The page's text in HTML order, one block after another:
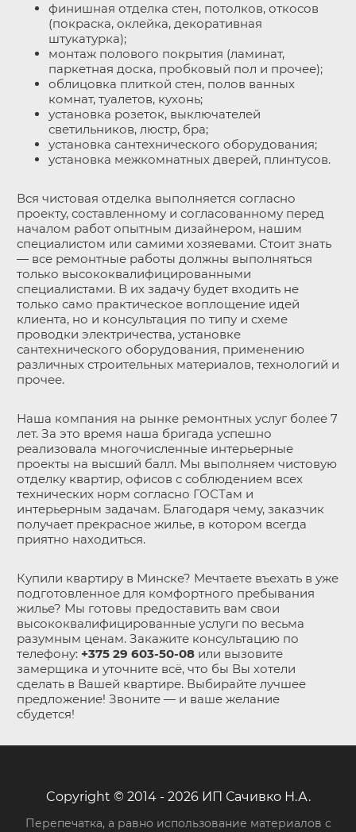
финишная отделка стен, потолков, откосов
(покраска, оклейка, декоративная
штукатурка);
монтаж полового покрытия (ламинат,
паркетная доска, пробковый пол и прочее);
облицовка плиткой стен, полов ванных
комнат, туалетов, кухонь;
установка розеток, выключателей
светильников, люстр, бра;
установка сантехнического оборудования;
установка межкомнатных дверей, плинтусов.
Вся чистовая отделка выполняется согласно
проекту, составленному и согласованному перед
началом работ опытным дизайнером, нашим
специалистом или самими хозяевами. Стоит знать
— все ремонтные работы должны выполняться
только высококвалифицированными
специалистами. В их задачу будет входить не
только само практическое воплощение идей
клиента, но и консультация по типу и схеме
проводки электричества, установке
сантехнического оборудования, применению
различных строительных материалов, технологий и
прочее.
Наша компания на рынке ремонтных услуг более 7
лет. За это время наша бригада успешно
реализовала многочисленные интерьерные
проекты на высший балл. Мы выполняем чистовую
отделку квартир, офисов с соблюдением всех
технических норм согласно ГОСТам и
интерьерным задачам. Благодаря чему, заказчик
получает прекрасное жилье, в котором всегда
приятно находиться.
Купили квартиру в Минске? Мечтаете въехать в уже
подготовленное для комфортного пребывания
жилье? Мы готовы предоставить вам свои
высококвалифицированные услуги по весьма
разумным ценам. Закажите консультацию по
телефону: +375 29 603-50-08 или вызовите
замерщика и уточните всё, что бы Вы хотели
сделать в Вашей квартире. Выбирайте лучшее
предложение! Звоните — и ваше желание
сбудется!
Copyright © 2014 - 2026 ИП Сачивко Н.А.
Перепечатка, а равно использование материалов с